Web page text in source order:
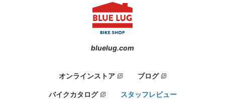
bluelug.com
オンラインストア ブログ
バイクカタログ スタッフレビュー